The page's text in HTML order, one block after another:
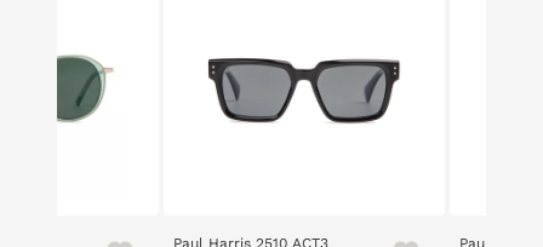
Paul Harris 2510 ACT3 Paul Harris